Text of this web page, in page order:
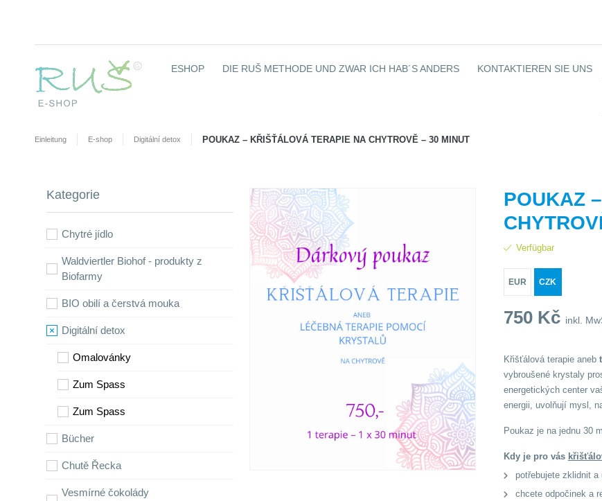
ESHOP DIE RUŠ METHODE UND ZWAR ICH HAB´S ANDERS KONTAKTIEREN SIE UNS
Einleitung E-shop Digitální detox POUKAZ – KŘIŠŤÁLOVÁ TERAPIE NA CHYTROVĚ – 30 MINUT
Kategorie
Chytré jídlo
Waldviertler Biohof - produkty z
Biofarmy
BIO obilí a čerstvá mouka
Digitální detox
Omalovánky
Zum Spass
Zum Spass
Bücher
Chutě Řecka
Vesmírné čokolády
POUKAZ
Verfügbar
EUR CZK
750Kč inkl.
Křišťálová terapie aneb
vybroušené krystaly
energetických center
energii, uvolňují mysl,
Poukaz je na jednu 30
Kdy je pro vás
potřebujete zklidnit a
chcete odpočinek a